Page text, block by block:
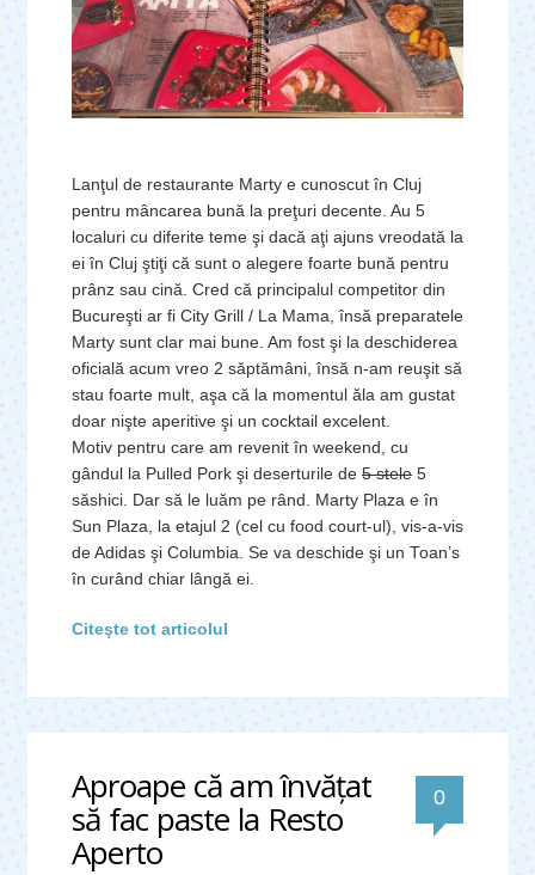
Lanţul de restaurante Marty e cunoscut în Cluj
pentru mâncarea bună la preţuri decente. Au 5
localuri cu diferite teme şi dacă aţi ajuns vreodată la
ei în Cluj ştiţi că sunt o alegere foarte bună pentru
prânz sau cină. Cred că principalul competitor din
Bucureşti ar fi City Grill / La Mama, însă preparatele
Marty sunt clar mai bune. Am fost şi la deschiderea
oficială acum vreo 2 săptămâni, însă n-am reuşit să
stau foarte mult, aşa că la momentul ăla am gustat
doar nişte aperitive şi un cocktail excelent.
Motiv pentru care am revenit în weekend, cu
gândul la Pulled Pork şi deserturile de 5 stele 5
săshici. Dar să le luăm pe rând. Marty Plaza e în
Sun Plaza, la etajul 2 (cel cu food court-ul), vis-a-vis
de Adidas şi Columbia. Se va deschide şi un Toan’s
în curând chiar lângă ei.
Citeşte tot articolul
Aproape că am învăţat
să fac paste la Resto
Aperto
0